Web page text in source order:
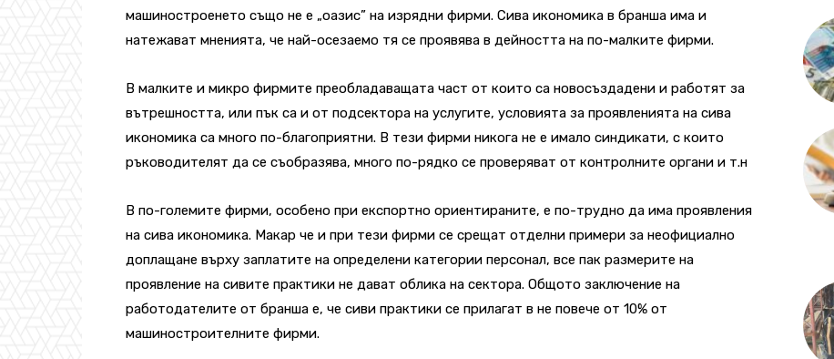
машиностроенето също не е „оазис” на изрядни фирми. Сива икономика в бранша има и
натежават мненията, че най-осезаемо тя се проявява в дейността на по-малките фирми.
В малките и микро фирмите преобладаващата част от които са новосъздадени и работят за
вътрешността, или пък са и от подсектора на услугите, условията за проявленията на сива
икономика са много по-благоприятни. В тези фирми никога не е имало синдикати, с които
ръководителят да се съобразява, много по-рядко се проверяват от контролните органи и т.н
В по-големите фирми, особено при експортно ориентираните, е по-трудно да има проявления
на сива икономика. Макар че и при тези фирми се срещат отделни примери за неофициално
доплащане върху заплатите на определени категории персонал, все пак размерите на
проявление на сивите практики не дават облика на сектора. Общото заключение на
работодателите от бранша е, че сиви практики се прилагат в не повече от 10% от
машиностроителните фирми.